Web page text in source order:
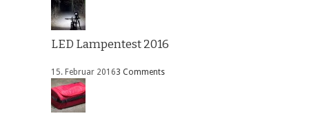
LED Lampentest 2016
15. Februar 20163 Comments